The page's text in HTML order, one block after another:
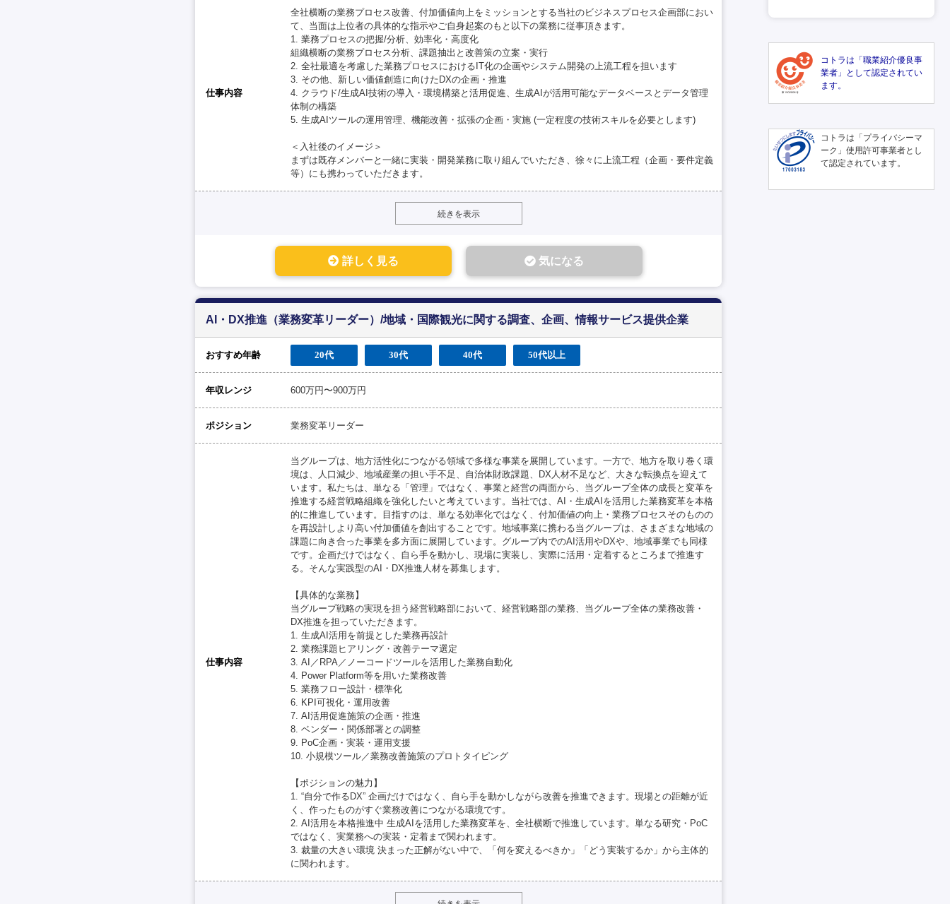
仕事内容
全社横断の業務プロセス改善、付加価値向上をミッションとする当社のビジネスプロセス企画部におい
て、当面は上位者の具体的な指示やご自身起案のもと以下の業務に従事頂きます。
1. 業務プロセスの把握/分析、効率化・高度化
組織横断の業務プロセス分析、課題抽出と改善策の立案・実行
2. 全社最適を考慮した業務プロセスにおけるIT化の企画やシステム開発の上流工程を担います
3. その他、新しい価値創造に向けたDXの企画・推進
4. クラウド/生成AI技術の導入・環境構築と活用促進、生成AIが活用可能なデータベースとデータ管理
体制の構築
5. 生成AIツールの運用管理、機能改善・拡張の企画・実施 (一定程度の技術スキルを必要とします)
＜入社後のイメージ＞
まずは既存メンバーと一緒に実装・開発業務に取り組んでいただき、徐々に上流工程（企画・要件定義
等）にも携わっていただきます。
続きを表示
詳しく見る 気になる
AI・DX推進（業務変革リーダー）/地域・国際観光に関する調査、企画、情報サービス提供企業
おすすめ年齢 20代 30代 40代 50代以上
年収レンジ 600万円〜900万円
ポジション 業務変革リーダー
仕事内容
当グループは、地方活性化につながる領域で多様な事業を展開しています。一方で、地方を取り巻く環
境は、人口減少、地域産業の担い手不足、自治体財政課題、DX人材不足など、大きな転換点を迎えて
います。私たちは、単なる「管理」ではなく、事業と経営の両面から、当グループ全体の成長と変革を
推進する経営戦略組織を強化したいと考えています。当社では、AI・生成AIを活用した業務変革を本格
的に推進しています。目指すのは、単なる効率化ではなく、付加価値の向上・業務プロセスそのものの
を再設計しより高い付加価値を創出することです。地域事業に携わる当グループは、さまざまな地域の
課題に向き合った事業を多方面に展開しています。グループ内でのAI活用やDXや、地域事業でも同様
です。企画だけではなく、自ら手を動かし、現場に実装し、実際に活用・定着するところまで推進す
る。そんな実践型のAI・DX推進人材を募集します。
【具体的な業務】
当グループ戦略の実現を担う経営戦略部において、経営戦略部の業務、当グループ全体の業務改善・
DX推進を担っていただきます。
1. 生成AI活用を前提とした業務再設計
2. 業務課題ヒアリング・改善テーマ選定
3. AI／RPA／ノーコードツールを活用した業務自動化
4. Power Platform等を用いた業務改善
5. 業務フロー設計・標準化
6. KPI可視化・運用改善
7. AI活用促進施策の企画・推進
8. ベンダー・関係部署との調整
9. PoC企画・実装・運用支援
10. 小規模ツール／業務改善施策のプロトタイピング
【ポジションの魅力】
1. “自分で作るDX” 企画だけではなく、自ら手を動かしながら改善を推進できます。現場との距離が近
く、作ったものがすぐ業務改善につながる環境です。
2. AI活用を本格推進中 生成AIを活用した業務変革を、全社横断で推進しています。単なる研究・PoC
ではなく、実業務への実装・定着まで関われます。
3. 裁量の大きい環境 決まった正解がない中で、「何を変えるべきか」「どう実装するか」から主体的
に関われます。
コトラは「職業紹介優良事
業者」として認定されてい
ます。
コトラは「プライバシーマ
ーク」使用許可事業者とし
て認定されています。